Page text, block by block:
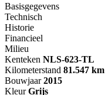
Basisgegevens
Technisch
Historie
Financieel
Milieu
Kenteken NLS-623-TL
Kilometerstand 81.547 km
Bouwjaar 2015
Kleur Grijs